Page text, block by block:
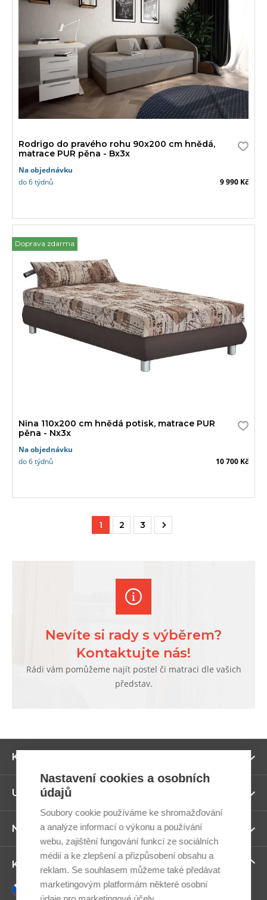
Rodrigo do pravého rohu 90x200 cm hnědá,
matrace PUR pěna - Bx3x
Na objednávku
do 6 týdnů
9 990 Kč
Doprava zdarma
Nina 110x200 cm hnědá potisk, matrace PUR
pěna - Nx3x
Na objednávku
do 6 týdnů
10 700 Kč
1 2 3
Nevíte si rady s výběrem?
Kontaktujte nás!
Rádi vám pomůžeme najít postel či matraci dle vašich
představ.
Kategorie
Užitečné odkazy
Newsletter
Kontaktujte nás
Česky
Nastavení cookies a osobních
údajů
Soubory cookie používáme ke shromažďování
a analýze informací o výkonu a používání
webu, zajištění fungování funkcí ze sociálních
médií a ke zlepšení a přizpůsobení obsahu a
reklam. Se souhlasem můžeme také předávat
marketingovým platformám některé osobní